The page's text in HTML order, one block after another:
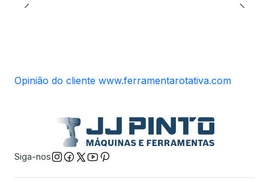
Opinião do cliente www.ferramentarotativa.com
Siga-nos